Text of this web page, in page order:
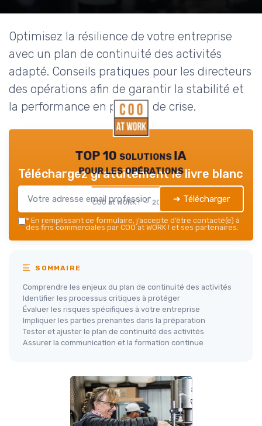
Optimisez la résilience de votre entreprise
avec un plan de continuité des activités
adapté. Conseils pratiques pour les directeurs
des opérations afin de garantir la stabilité et
la performance en période de crise.
TOP 10 solutions IA
pour les opérations
COO at WORK ! — 2026
Téléchargez gratuitement le livre blanc
➔ Télécharger
* En remplissant ce formulaire, j’accepte d’être contacté(e) à
des fins commerciales par COO at WORK ! et ses partenaires.
SOMMAIRE
Comprendre les enjeux du plan de continuité des activités
Identifier les processus critiques à protéger
Évaluer les risques spécifiques à votre entreprise
Impliquer les parties prenantes dans la préparation
Tester et ajuster le plan de continuité des activités
Assurer la communication et la formation continue